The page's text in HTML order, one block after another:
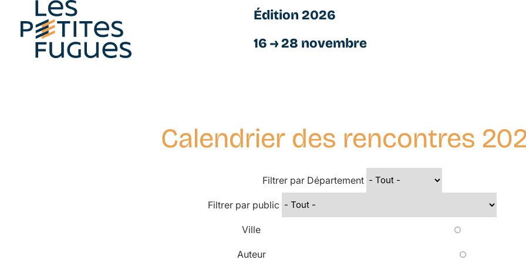
Édition 2026
16 → 28 novembre
Calendrier des rencontres
Filtrer par Département
Filtrer par public
Ville
Auteur